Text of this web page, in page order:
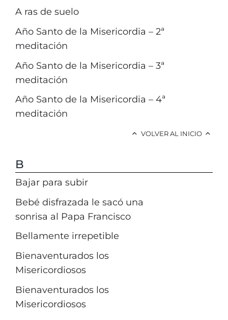
A ras de suelo
Año Santo de la Misericordia – 2ª
meditación
Año Santo de la Misericordia – 3ª
meditación
Año Santo de la Misericordia – 4ª
meditación
VOLVER AL INICIO
B
Bajar para subir
Bebé disfrazada le sacó una
sonrisa al Papa Francisco
Bellamente irrepetible
Bienaventurados los
Misericordiosos
Bienaventurados los
Misericordiosos